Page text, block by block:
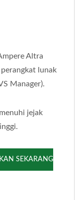
Altra
lunak
Manager).
jejak
SEKARANG